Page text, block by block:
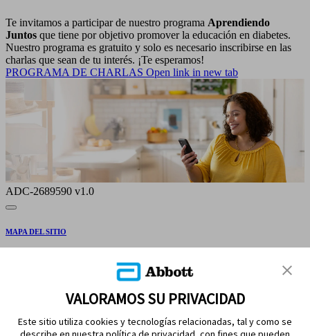
Te invitamos a participar de nuestro programa Aprendiendo
Juntos que tiene por objetivo promover la educación en diabetes.
Nuestro programa es gratuito y solo es necesario inscribirse en las
charlas que sean de tu interés. ¡Te esperamos!
PROGRAMA DE CHARLAS Open link in new tab
ADC-2689590 v1.0
MAPA DEL SITIO
VALORAMOS SU PRIVACIDAD
Este sitio utiliza cookies y tecnologías relacionadas, tal y como se